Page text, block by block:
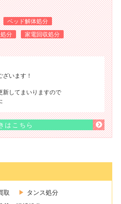
ベッド解体処分
分
家電回収処分
います！
新してまいりますので
はこちら
取
タンス処分